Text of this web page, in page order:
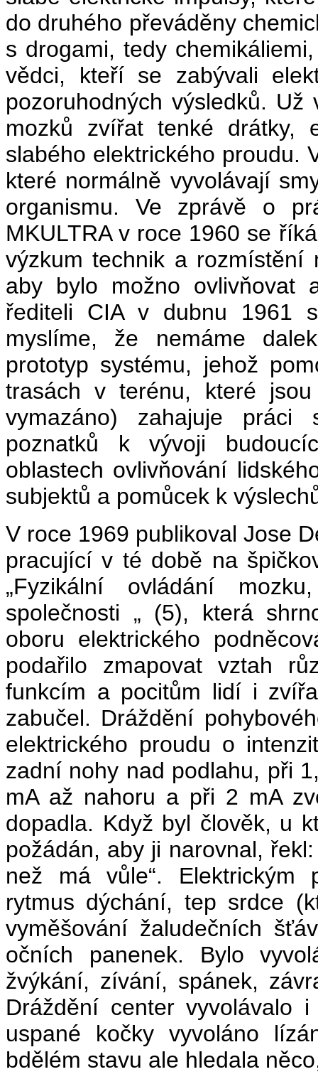
do druhého převáděny
s drogami, tedy
vědci, kteří se zabývali
pozoruhodných výsledků.
mozků zvířat tenké drátky,
slabého elektrického proudu.
které normálně vyvolávají
organismu. Ve zprávě o
MKULTRA v roce 1960 se
výzkum technik a rozmístění
aby bylo možno ovlivňovat
řediteli CIA v dubnu 1961
myslíme, že nemáme
prototyp systému, jehož
trasách v terénu, které
vymazáno) zahajuje
poznatků k vývoji
oblastech ovlivňování
subjektů a pomůcek k
V roce 1969 publikoval Jose
pracující v té době na
„Fyzikální ovládání
společnosti „ (5), která
oboru elektrického
podařilo zmapovat vztah
funkcím a pocitům lidí i
zabučel. Dráždění
elektrického proudu o
zadní nohy nad podlahu, při
mA až nahoru a při 2 mA
dopadla. Když byl člověk, u
požádán, aby ji narovnal,
než má vůle“. Elektrickým
rytmus dýchání, tep srdce
vyměšování žaludečních
očních panenek. Bylo
žvýkání, zívání, spánek,
Dráždění center vyvolávalo
uspané kočky vyvoláno
bdělém stavu ale hledala